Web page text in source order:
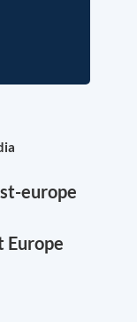
europe
Europe